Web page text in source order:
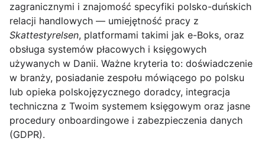
zagranicznymi i znajomość specyfiki polsko-duńskich
relacji handlowych — umiejętność pracy z
Skattestyrelsen, platformami takimi jak e-Boks, oraz
obsługa systemów płacowych i księgowych
używanych w Danii. Ważne kryteria to: doświadczenie
w branży, posiadanie zespołu mówiącego po polsku
lub opieka polskojęzycznego doradcy, integracja
techniczna z Twoim systemem księgowym oraz jasne
procedury onboardingowe i zabezpieczenia danych
(GDPR).